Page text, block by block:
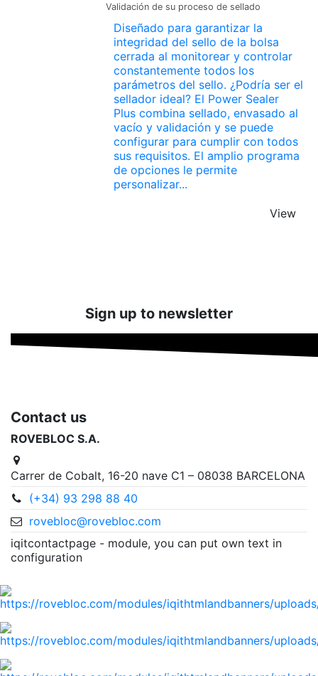
Validación de su proceso de sellado
Diseñado para garantizar la
integridad del sello de la bolsa
cerrada al monitorear y controlar
constantemente todos los
parámetros del sello. ¿Podría ser el
sellador ideal? El Power Sealer
Plus combina sellado, envasado al
vacío y validación y se puede
configurar para cumplir con todos
sus requisitos. El amplio programa
de opciones le permite
personalizar...
View
Sign up to newsletter
Contact us
ROVEBLOC S.A.
Carrer de Cobalt, 16-20 nave C1 – 08038 BARCELONA
(+34) 93 298 88 40
rovebloc@rovebloc.com
iqitcontactpage - module, you can put own text in
configuration